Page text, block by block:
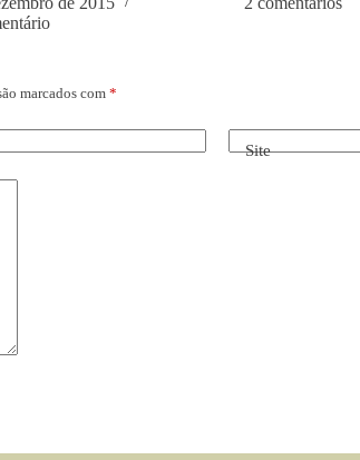
marcados com *
Site